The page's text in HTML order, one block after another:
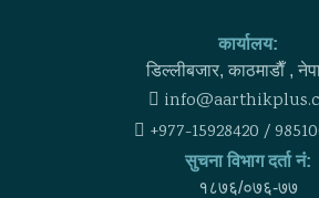
कार्यालय:
डिल्लीबजार, काठमाडाैँ ,
+977-15928420 /
सुचना विभाग दर्ता नं:
१८७६/०७६-७७